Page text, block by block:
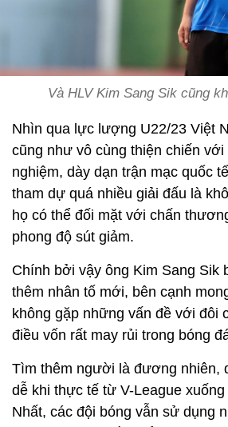
Và HLV Kim Sang Sik cũng
Nhìn qua lực lượng U22/23 Việt
cũng như vô cùng thiện chiến với
nghiệm, dày dạn trận mạc quốc
tham dự quá nhiều giải đấu là
họ có thể đối mặt với chấn
phong độ sút giảm.
Chính bởi vậy ông Kim Sang Sik
thêm nhân tố mới, bên cạnh
không gặp những vấn đề với đôi
điều vốn rất may rủi trong bóng
Tìm thêm người là đương nhiên,
dễ khi thực tế từ V-League
Nhất, các đội bóng vẫn sử dụng